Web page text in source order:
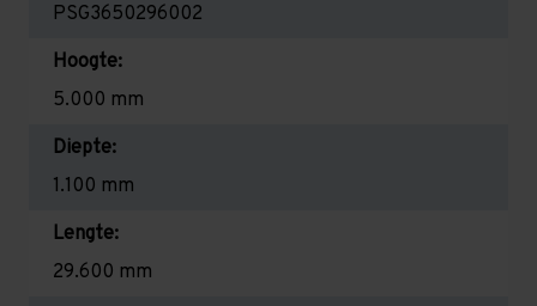
PSG3650296002
Hoogte:
5.000 mm
Diepte:
1.100 mm
Lengte:
29.600 mm